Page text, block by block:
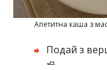
Апетитна каша з
Подай з
🧈